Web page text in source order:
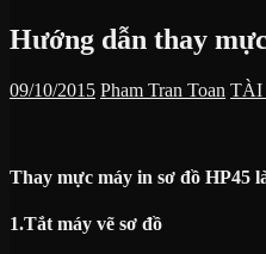
Hướng dẫn thay
09/10/2015 Pham Tran Toan TÀI
Thay mực máy in sơ đồ HP45
1.Tắt máy vẽ sơ đồ